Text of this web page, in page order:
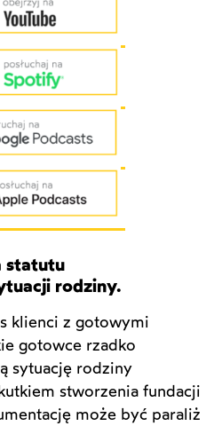
statutu
rodziny.
klienci z gotowymi
gotowce rzadko
sytuację rodziny
stworzenia fundacji
może być paraliż